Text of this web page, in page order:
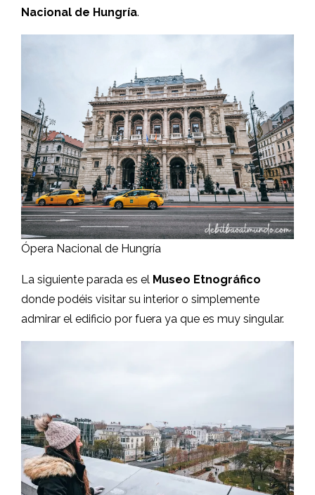
Nacional de Hungría.
Ópera Nacional de Hungría
La siguiente parada es el Museo Etnográfico
donde podéis visitar su interior o simplemente
admirar el edificio por fuera ya que es muy singular.